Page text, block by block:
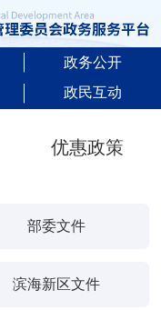
政务公开
政民互动
优惠政策
部委文件
滨海新区文件